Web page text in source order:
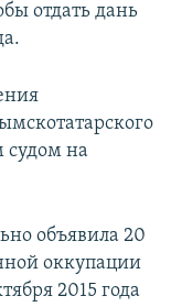
отдать дань
судом на
объявила 20
оккупации
2015 года